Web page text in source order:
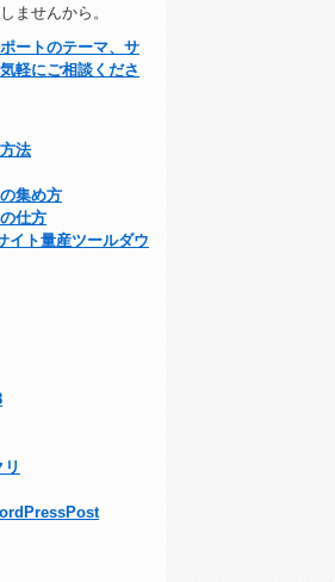
ませんから。
ートのテーマ、サ
軽にご相談くださ
法
集め方
仕方
イト量産ツールダウ